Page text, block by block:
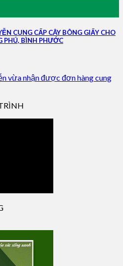
CUNG CẤP CÂY BÔNG GIẤY CHO
PHÚ, BÌNH PHƯỚC
vừa nhận được đơn hàng cung